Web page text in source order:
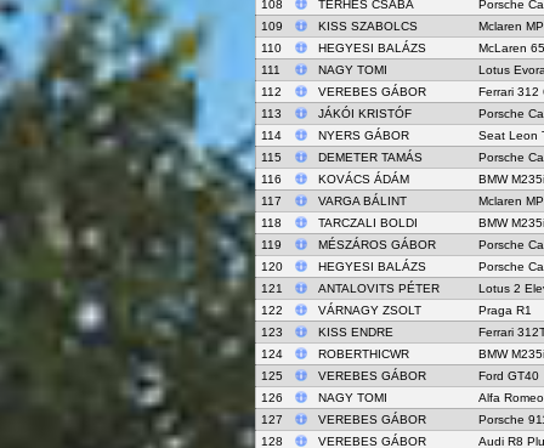
108
TERHES CSABA
Porsche
109
KISS SZABOLCS
Mclaren
110
HEGYESI BALÁZS
McLaren
111
NAGY TOMI
Lotus
112
VEREBES GÁBOR
Ferrari 312
113
JÁKÓI KRISTÓF
Porsche
114
NYERS GÁBOR
Seat Leon
115
DEMETER TAMÁS
Porsche
116
KOVÁCS ÁDÁM
BMW
117
VARGA BÁLINT
Mclaren
118
TARCZALI BOLDI
BMW
119
MÉSZÁROS GÁBOR
Porsche
120
HEGYESI BALÁZS
Porsche
121
ANTALOVITS PÉTER
Lotus 2
122
VÁRNAGY ZSOLT
Praga R1
123
KISS ENDRE
Ferrari
124
ROBERTHICWR
BMW
125
VEREBES GÁBOR
Ford GT40
126
NAGY TOMI
Alfa
127
VEREBES GÁBOR
Porsche
128
VEREBES GÁBOR
Audi R8